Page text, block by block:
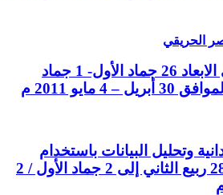
الحريقي
■ ■ تصميم ثلاثي الابعاد 26 جماد الأول- 1 جماد
وتحليل البيانات باستخدام
حزمة SPSS ه، 28 ربيع الثاني إلى 2 جماد الأول / 2